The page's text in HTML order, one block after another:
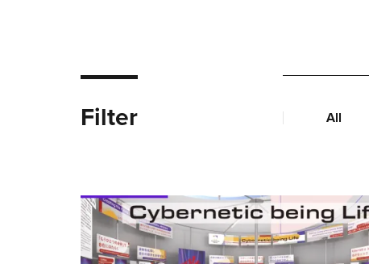
Filter All